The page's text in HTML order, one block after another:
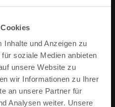
Inhalte und Anzeigen zu
soziale Medien anbieten
unsere Website zu
wir Informationen zu Ihrer
an unsere Partner für
Analysen weiter. Unsere